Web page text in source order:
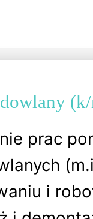
prac
i